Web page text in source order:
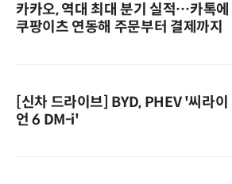
카카오, 역대 최대 분기 실적…카톡에
쿠팡이츠 연동해 주문부터 결제까지
[신차 드라이브] BYD, PHEV '씨라이
언 6 DM-i'